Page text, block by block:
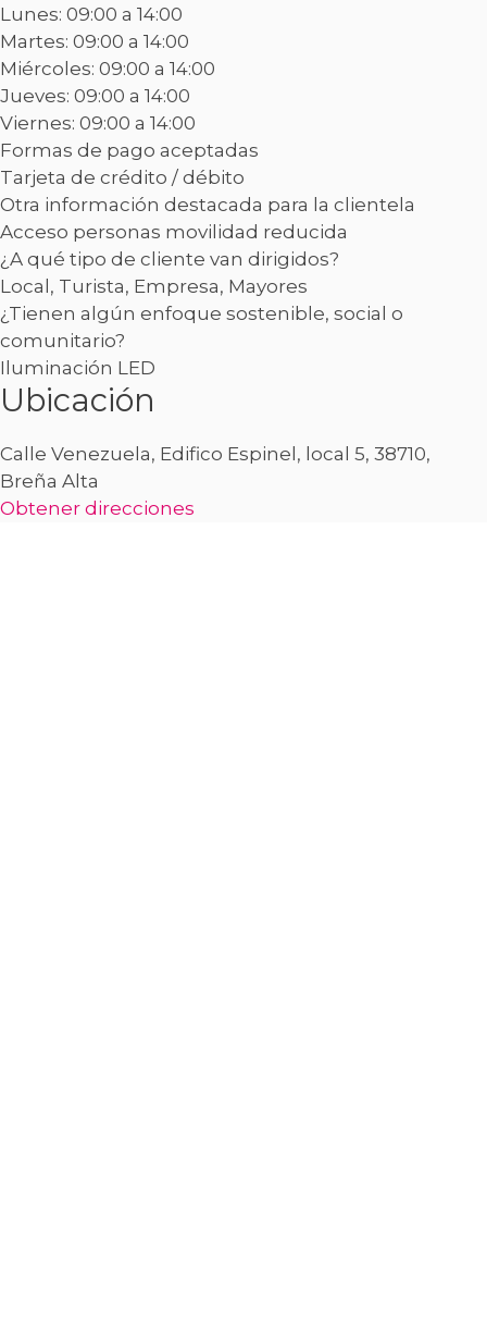
Lunes: 09:00 a 14:00
Martes: 09:00 a 14:00
Miércoles: 09:00 a 14:00
Jueves: 09:00 a 14:00
Viernes: 09:00 a 14:00
Formas de pago aceptadas
Tarjeta de crédito / débito
Otra información destacada para la clientela
Acceso personas movilidad reducida
¿A qué tipo de cliente van dirigidos?
Local, Turista, Empresa, Mayores
¿Tienen algún enfoque sostenible, social o
comunitario?
Iluminación LED
Ubicación
Calle Venezuela, Edifico Espinel, local 5, 38710,
Breña Alta
Obtener direcciones